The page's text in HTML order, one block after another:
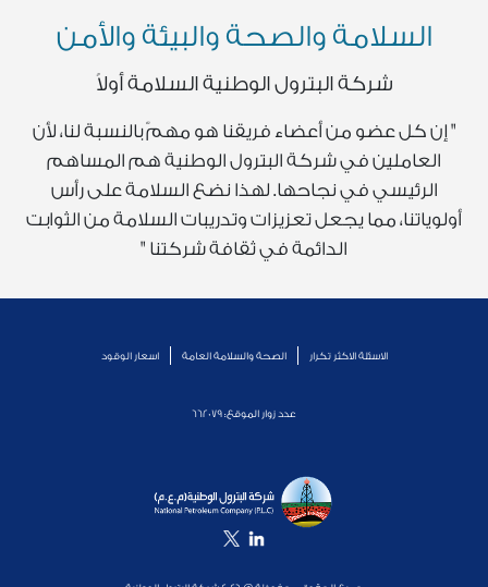
السلامة والصحة والبيئة والأمن
شركة البترول الوطنية السلامة أولاً
" إن كل عضو من أعضاء فريقنا هو مهمّ بالنسبة لنا، لأن
العاملين في شركة البترول الوطنية هم المساهم
الرئيسي في نجاحها. لهذا نضع السلامة على رأس
أولوياتنا، مما يجعل تعزيزات وتدريبات السلامة من الثوابت
الدائمة في ثقافة شركتنا "
عدد زوار الموقع: 662079
اسعار الوقود الصحة والسلامة العامة الاسئلة الاكثر تكرار